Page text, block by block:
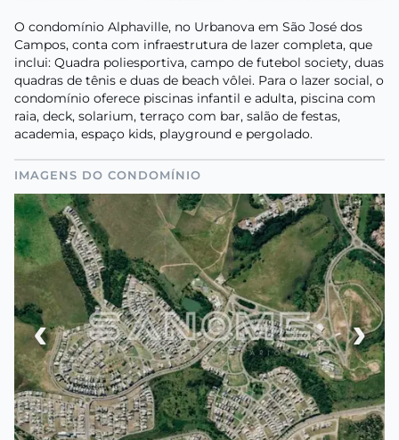
O condomínio Alphaville, no Urbanova em São José dos
Campos, conta com infraestrutura de lazer completa, que
inclui: Quadra poliesportiva, campo de futebol society, duas
quadras de tênis e duas de beach vôlei. Para o lazer social, o
condomínio oferece piscinas infantil e adulta, piscina com
raia, deck, solarium, terraço com bar, salão de festas,
academia, espaço kids, playground e pergolado.
IMAGENS DO CONDOMÍNIO
‹ ›